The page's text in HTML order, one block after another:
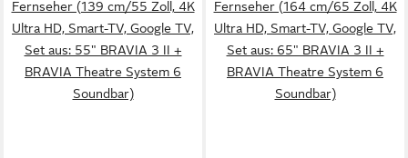
Fernseher (139 cm/55 Zoll, 4K
Ultra HD, Smart-TV, Google TV,
Set aus: 55" BRAVIA 3 II +
BRAVIA Theatre System 6
Soundbar)
Fernseher (164 cm/65 Zoll, 4K
Ultra HD, Smart-TV, Google TV,
Set aus: 65" BRAVIA 3 II +
BRAVIA Theatre System 6
Soundbar)